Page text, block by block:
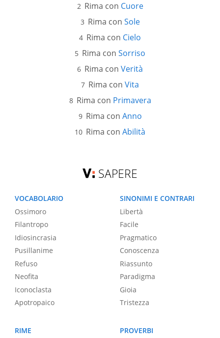
Rima con Cuore
Rima con Sole
Rima con Cielo
Rima con Sorriso
Rima con Verità
Rima con Vita
Rima con Primavera
Rima con Anno
Rima con Abilità
SAPERE
VOCABOLARIO
Ossimoro
Filantropo
Idiosincrasia
Pusillanime
Refuso
Neofita
Iconoclasta
Apotropaico
SINONIMI E CONTRARI
Libertà
Facile
Pragmatico
Conoscenza
Riassunto
Paradigma
Gioia
Tristezza
RIME
PROVERBI